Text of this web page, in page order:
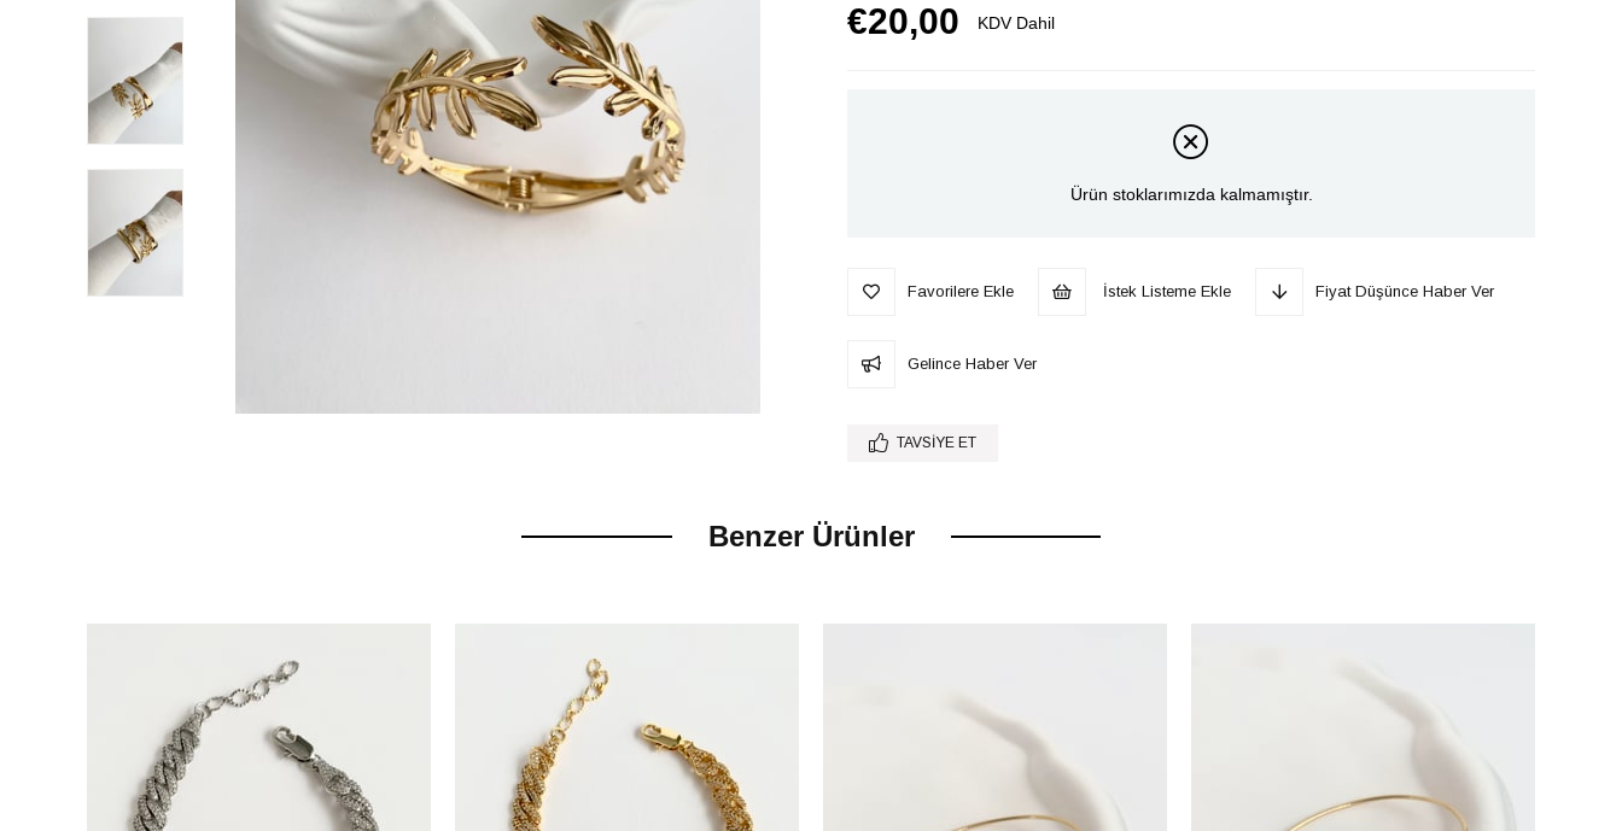
KDV Dahil
€20,00
Ürün stoklarımızda kalmamıştır.
Favorilere Ekle İstek Listeme Ekle Fiyat Düşünce Haber Ver
Gelince Haber Ver
TAVSIYE ET
Benzer Ürünler